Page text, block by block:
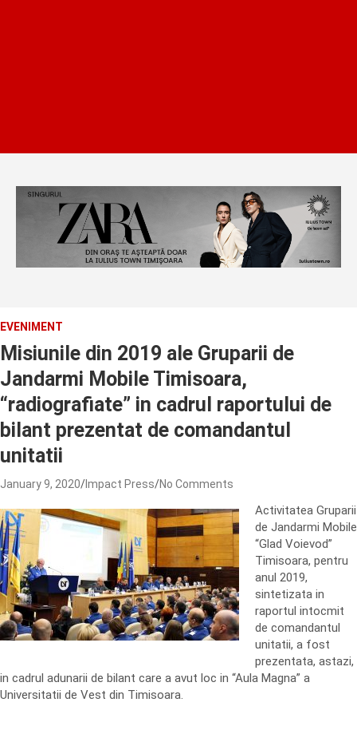
EVENIMENT
Misiunile din 2019 ale Gruparii de
Jandarmi Mobile Timisoara,
“radiografiate” in cadrul raportului de
bilant prezentat de comandantul
unitatii
January 9, 2020 Impact Press No Comments
Activitatea Gruparii
de Jandarmi Mobile
“Glad Voievod”
Timisoara, pentru
anul 2019,
sintetizata in
raportul intocmit
de comandantul
unitatii, a fost
prezentata, astazi,
in cadrul adunarii de bilant care a avut loc in “Aula Magna” a
Universitatii de Vest din Timisoara.